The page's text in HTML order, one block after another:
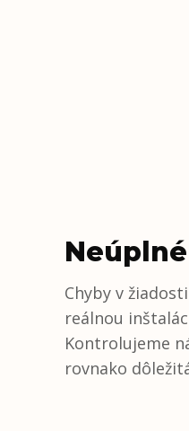
Chyby v
reálnou
Kontrolujeme
rovnako